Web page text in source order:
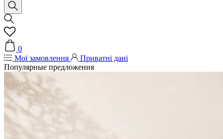
0
Мої замовлення
Приватні дані
Популярные предложения